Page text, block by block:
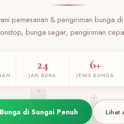
pemesanan & pengiriman bunga
bunga segar, pengiriman
24
JAM BUKA
6+
JENIS BUNGA
di Sungai Penuh Lihat